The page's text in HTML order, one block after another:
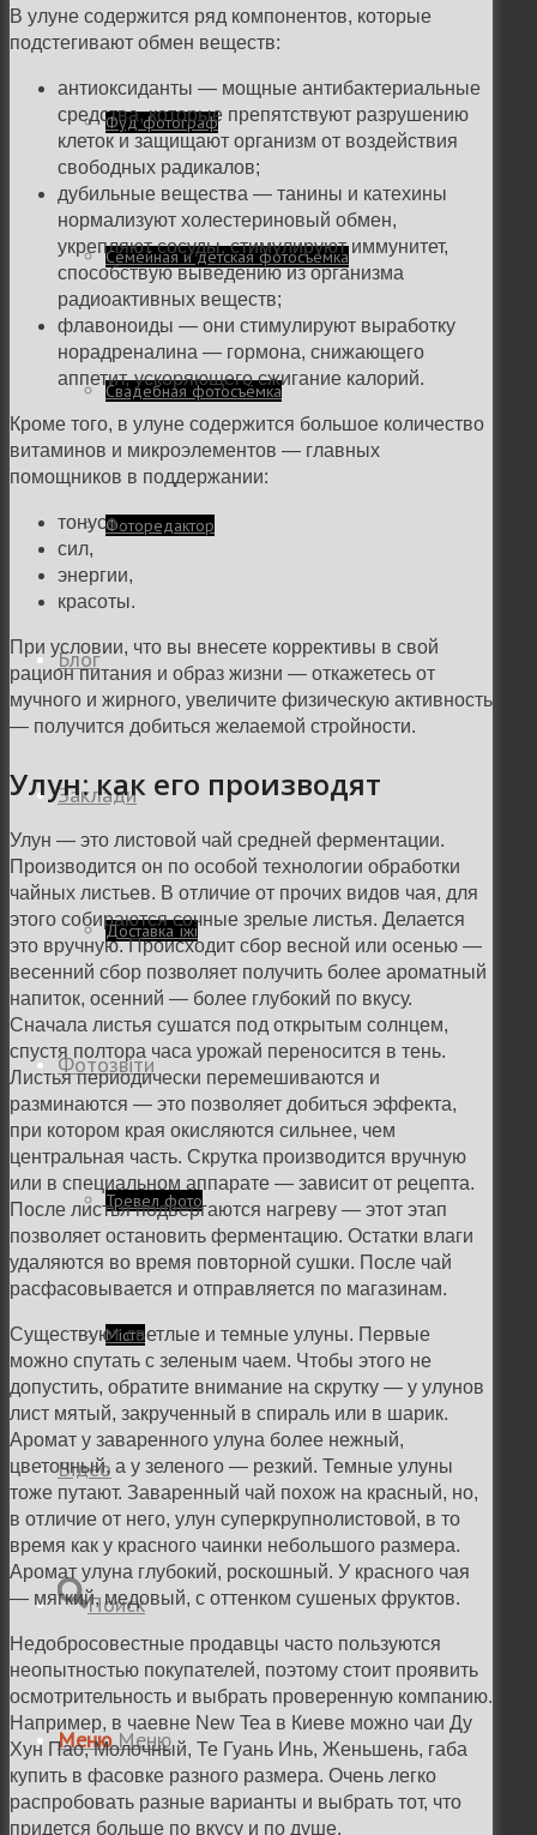
Фуд фотограф
Семейная и детская фотосъемка
Свадебная фотосъёмка
Фоторедактор
Блог
Заклади
Доставка їжі
Фотозвіти
Тревел фото
Місто
Відео
Поиск
Меню Меню
В улуне содержится ряд компонентов, которые
подстегивают обмен веществ:
антиоксиданты — мощные антибактериальные
средства, которые препятствуют разрушению
клеток и защищают организм от воздействия
свободных радикалов;
дубильные вещества — танины и катехины
нормализуют холестериновый обмен,
укрепляют сосуды, стимулируют иммунитет,
способствую выведению из организма
радиоактивных веществ;
флавоноиды — они стимулируют выработку
норадреналина — гормона, снижающего
аппетит, ускоряющего сжигание калорий.
Кроме того, в улуне содержится большое количество
витаминов и микроэлементов — главных
помощников в поддержании:
тонуса,
сил,
энергии,
красоты.
При условии, что вы внесете коррективы в свой
рацион питания и образ жизни — откажетесь от
мучного и жирного, увеличите физическую активность
— получится добиться желаемой стройности.
Улун: как его производят
Улун — это листовой чай средней ферментации.
Производится он по особой технологии обработки
чайных листьев. В отличие от прочих видов чая, для
этого собираются сочные зрелые листья. Делается
это вручную. Происходит сбор весной или осенью —
весенний сбор позволяет получить более ароматный
напиток, осенний — более глубокий по вкусу.
Сначала листья сушатся под открытым солнцем,
спустя полтора часа урожай переносится в тень.
Листья периодически перемешиваются и
разминаются — это позволяет добиться эффекта,
при котором края окисляются сильнее, чем
центральная часть. Скрутка производится вручную
или в специальном аппарате — зависит от рецепта.
После листья подвергаются нагреву — этот этап
позволяет остановить ферментацию. Остатки влаги
удаляются во время повторной сушки. После чай
расфасовывается и отправляется по магазинам.
Существуют светлые и темные улуны. Первые
можно спутать с зеленым чаем. Чтобы этого не
допустить, обратите внимание на скрутку — у улунов
лист мятый, закрученный в спираль или в шарик.
Аромат у заваренного улуна более нежный,
цветочный, а у зеленого — резкий. Темные улуны
тоже путают. Заваренный чай похож на красный, но,
в отличие от него, улун суперкрупнолистовой, в то
время как у красного чаинки небольшого размера.
Аромат улуна глубокий, роскошный. У красного чая
— мягкий, медовый, с оттенком сушеных фруктов.
Недобросовестные продавцы часто пользуются
неопытностью покупателей, поэтому стоит проявить
осмотрительность и выбрать проверенную компанию.
Например, в чаевне New Tea в Киеве можно чаи Ду
Хун Пао, Молочный, Те Гуань Инь, Женьшень, габа
купить в фасовке разного размера. Очень легко
распробовать разные варианты и выбрать тот, что
придется больше по вкусу и по душе.